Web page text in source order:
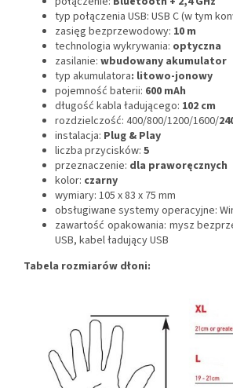
typ połączenia USB: USB C (w tym
zasięg bezprzewodowy: 10 m
technologia wykrywania: optyczna
zasilanie: wbudowany akumulator
typ akumulatora: litowo-jonowy
pojemność baterii: 600 mAh
długość kabla ładującego: 102 cm
rozdzielczość: 400/800/1200/1600/
instalacja: Plug & Play
liczba przycisków: 5
przeznaczenie: dla praworęcznych
kolor: czarny
wymiary: 105 x 83 x 75 mm
obsługiwane systemy operacyjne:
zawartość opakowania: mysz
USB, kabel ładujący USB
Tabela rozmiarów dłoni: